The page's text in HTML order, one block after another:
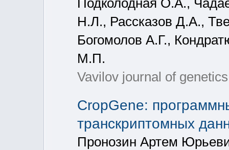
Подколодная О.А.,
Н.Л., Рассказов Д.А.,
Богомолов А.Г.,
М.П.
Vavilov journal of
CropGene:
транскриптомных
Пронозин Артем